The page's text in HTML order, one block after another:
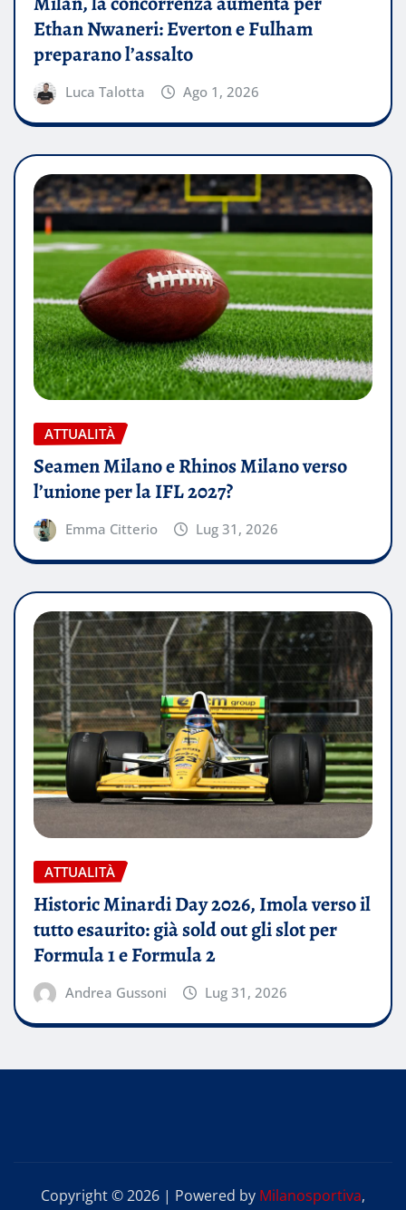
Ethan Nwaneri: Everton e Fulham
preparano l’assalto
Luca Talotta Ago 1, 2026
ATTUALITÀ
Seamen Milano e Rhinos Milano verso
l’unione per la IFL 2027?
Emma Citterio Lug 31, 2026
ATTUALITÀ
Historic Minardi Day 2026, Imola verso il
tutto esaurito: già sold out gli slot per
Formula 1 e Formula 2
Andrea Gussoni Lug 31, 2026
Copyright © 2026 | Powered by Milanosportiva,